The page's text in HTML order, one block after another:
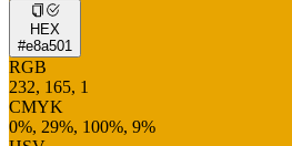
HEX
#e8a501
RGB
232, 165, 1
CMYK
0%, 29%, 100%, 9%